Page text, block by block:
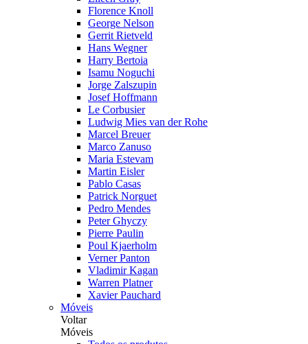
Florence Knoll
George Nelson
Gerrit Rietveld
Hans Wegner
Harry Bertoia
Isamu Noguchi
Jorge Zalszupin
Josef Hoffmann
Le Corbusier
Ludwig Mies van der Rohe
Marcel Breuer
Marco Zanuso
Maria Estevam
Martin Eisler
Pablo Casas
Patrick Norguet
Pedro Mendes
Peter Ghyczy
Pierre Paulin
Poul Kjaerholm
Verner Panton
Vladimir Kagan
Warren Platner
Xavier Pauchard
Móveis
Voltar
Móveis